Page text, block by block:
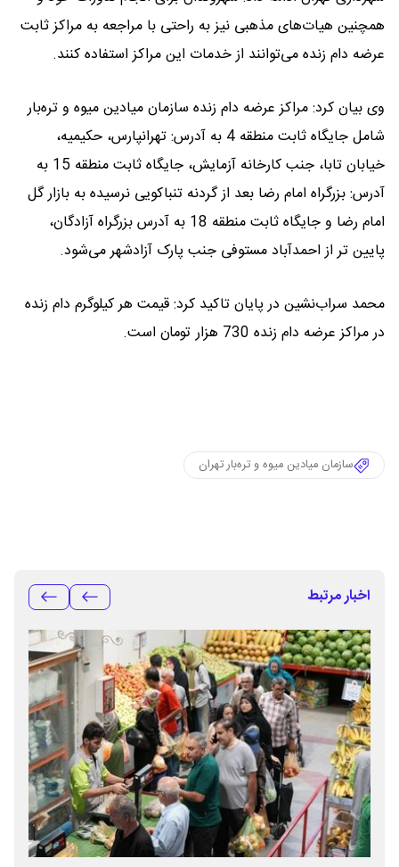
همچنین هیات‌های مذهبی نیز به راحتی با مراجعه به مراکز ثابت
عرضه دام زنده می‌توانند از خدمات این مراکز استفاده کنند.
وی بیان کرد: مراکز عرضه دام زنده سازمان میادین میوه و تره‌بار
شامل جایگاه ثابت منطقه 4 به آدرس: تهرانپارس، حکیمیه،
خیابان تابا، جنب کارخانه آزمایش، جایگاه ثابت منطقه 15 به
آدرس: بزرگراه امام رضا بعد از گردنه تنباکویی نرسیده به بازار گل
امام رضا و جایگاه ثابت منطقه 18 به آدرس بزرگراه آزادگان،
پایین تر از احمدآباد مستوفی جنب پارک آزادشهر می‌شود.
محمد سراب‌نشین در پایان تاکید کرد: قیمت هر کیلوگرم دام زنده
در مراکز عرضه دام زنده 730 هزار تومان است.
سازمان میادین میوه و تره‌بار تهران
اخبار مرتبط